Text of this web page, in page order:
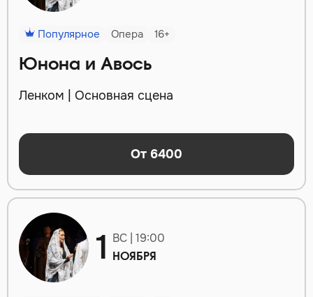
Популярное Опера 16+
Юнона и Авось
Ленком | Основная сцена
От 6400
1 ВС | 19:00
НОЯБРЯ